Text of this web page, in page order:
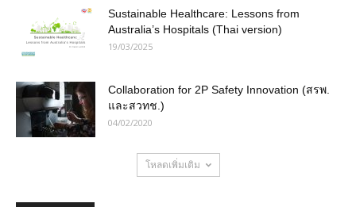
Sustainable Healthcare: Lessons from
Australia’s Hospitals (Thai version)
19/03/2025
Collaboration for 2P Safety Innovation (สรพ.
และสวทช.)
04/02/2020
โหลดเพิ่มเติม